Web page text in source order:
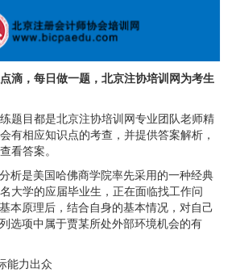
滴，每日做一题，北京注协培训网为考生
目都是北京注协培训网专业团队老师精
有相应知识点的考查，并提供答案解析，
看答案。
是美国哈佛商学院率先采用的一种经典
大学的应届毕业生，正在面临找工作问
本原理后，结合自身的基本情况，对自己
选项中属于贾某所处外部环境机会的有
能力出众